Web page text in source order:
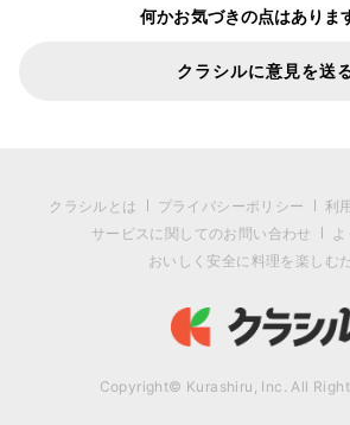
何かお気づきの点はありま
クラシルに意見を送
クラシルとは プライバシーポリシー 利
サービスに関してのお問い合わせ
おいしく安全に料理を楽しむ
Copyright© Kurashiru, Inc. All